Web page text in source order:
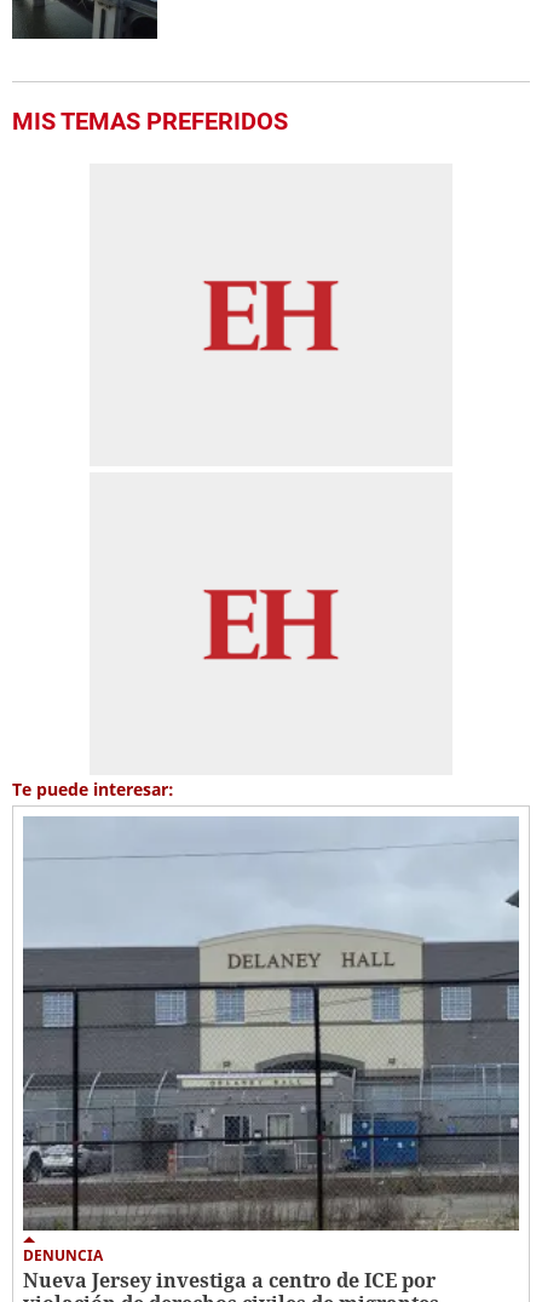
MIS TEMAS PREFERIDOS
Te puede interesar:
DENUNCIA
Nueva Jersey investiga a centro de ICE por